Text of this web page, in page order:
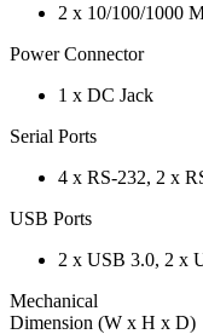
2 x 10/100/1000
Power Connector
1 x DC Jack
Serial Ports
4 x RS-232, 2 x
USB Ports
2 x USB 3.0, 2 x
Mechanical
Dimension (W x H x D)